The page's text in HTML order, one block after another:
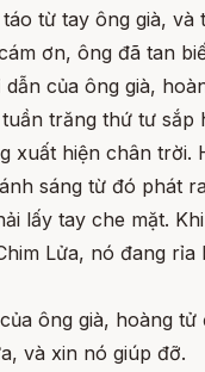
từ tay ông già, và
ơn, ông đã tan
của ông già,
trăng thứ tư sắp
xuất hiện chân trời.
sáng từ đó phát
lấy tay che mặt.
Lửa, nó đang rỉa
ông già, hoàng tử
và xin nó giúp đỡ.